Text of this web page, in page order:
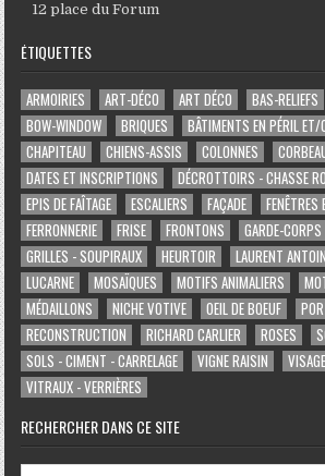
12 place du Forum
ÉTIQUETTES
ARMOIRIES ART-DÉCO ART DÉCO BAS-RELIEFS
BOW-WINDOW
BRIQUES
BÂTIMENTS EN PÉRIL ET/
CHAPITEAU
CHIENS-ASSIS COLONNES
DATES ET INSCRIPTIONS
DÉCROTTOIRS - CHASSE
EPIS DE FAÎTAGE
ESCALIERS FAÇADE
FENÊTRES
FERRONNERIE
FRISE FRONTONS GARDE-CORPS
GRILLES - SOUPIRAUX
HEURTOIR LAURENT
LUCARNE
MOSAÏQUES MOTIFS ANIMALIERS
MÉDAILLONS
NICHE VOTIVE OEIL DE BOEUF
RECONSTRUCTION
RICHARD CARLIER ROSES
SOLS - CIMENT - CARRELAGE
VIGNE RAISIN
VITRAUX - VERRIÈRES
RECHERCHER DANS CE SITE